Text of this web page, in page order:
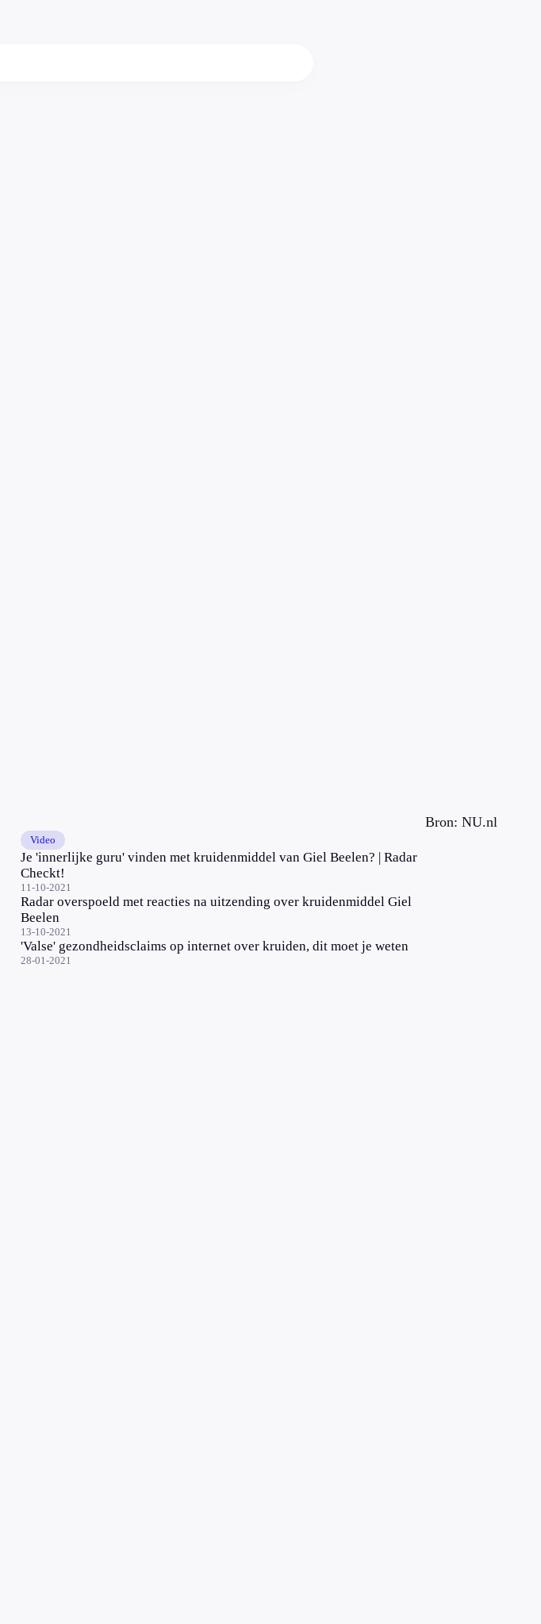
Video
Je 'innerlijke guru' vinden met kruidenmiddel van Giel Beelen? | Radar
Checkt!
11-10-2021
Radar overspoeld met reacties na uitzending over kruidenmiddel Giel
Beelen
13-10-2021
'Valse' gezondheidsclaims op internet over kruiden, dit moet je weten
28-01-2021
Bron: NU.nl